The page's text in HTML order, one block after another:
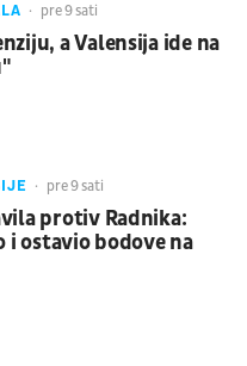
pre 9 sati
a Valensija ide na
pre 9 sati
protiv Radnika:
i ostavio bodove na